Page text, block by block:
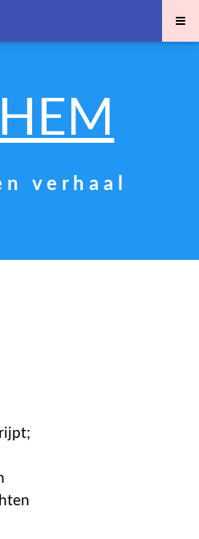
≡
v e r h a a l